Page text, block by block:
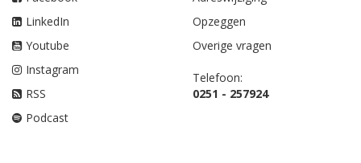
LinkedIn
Youtube
Instagram
RSS
Podcast
Opzeggen
Overige vragen
Telefoon:
0251 - 257924